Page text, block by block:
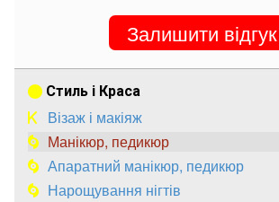
Залишити відгук
Стиль і Краса
Візаж і макіяж
Манікюр, педикюр
Апаратний манікюр, педикюр
Нарощування нігтів